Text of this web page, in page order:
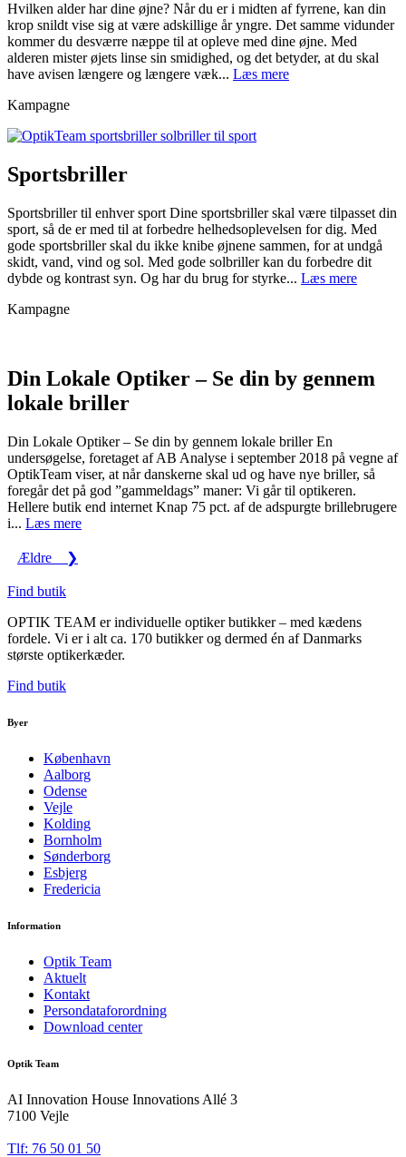
Hvilken alder har dine øjne? Når du er i midten af fyrrene, kan din
krop snildt vise sig at være adskillige år yngre. Det samme vidunder
kommer du desværre næppe til at opleve med dine øjne. Med
alderen mister øjets linse sin smidighed, og det betyder, at du skal
have avisen længere og længere væk... Læs mere
Kampagne
Sportsbriller
Sportsbriller til enhver sport Dine sportsbriller skal være tilpasset din
sport, så de er med til at forbedre helhedsoplevelsen for dig. Med
gode sportsbriller skal du ikke knibe øjnene sammen, for at undgå
skidt, vand, vind og sol. Med gode solbriller kan du forbedre dit
dybde og kontrast syn. Og har du brug for styrke... Læs mere
Kampagne
Din Lokale Optiker – Se din by gennem
lokale briller
Din Lokale Optiker – Se din by gennem lokale briller En
undersøgelse, foretaget af AB Analyse i september 2018 på vegne af
OptikTeam viser, at når danskerne skal ud og have nye briller, så
foregår det på god ”gammeldags” maner: Vi går til optikeren.
Hellere butik end internet Knap 75 pct. af de adspurgte brillebrugere
i... Læs mere
Ældre ❯
Find butik
OPTIK TEAM er individuelle optiker butikker – med kædens
fordele. Vi er i alt ca. 170 butikker og dermed én af Danmarks
største optikerkæder.
Find butik
Byer
København
Aalborg
Odense
Vejle
Kolding
Bornholm
Sønderborg
Esbjerg
Fredericia
Information
Optik Team
Aktuelt
Kontakt
Persondataforordning
Download center
Optik Team
AI Innovation House Innovations Allé 3
7100 Vejle
Tlf: 76 50 01 50